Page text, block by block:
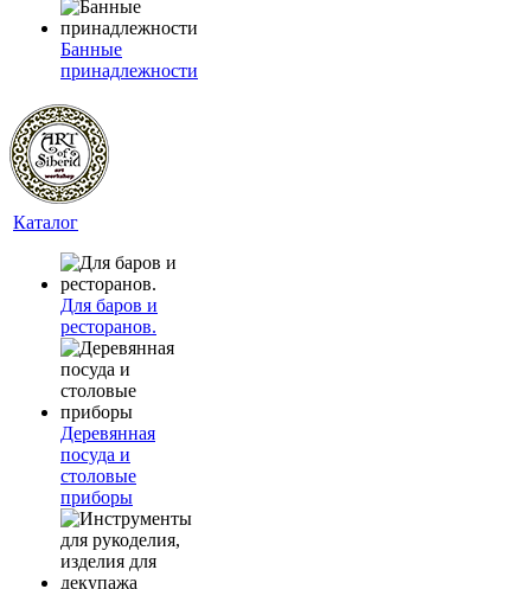
Банные
принадлежности
Каталог
Для баров и
ресторанов.
Деревянная
посуда и
столовые
приборы